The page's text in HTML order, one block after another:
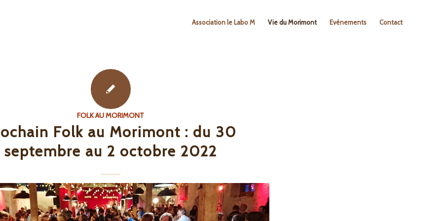
Association le Labo M Vie du Morimont Evénements Contact
FOLK AU MORIMONT
Folk au Morimont : du 30
septembre au 2 octobre 2022